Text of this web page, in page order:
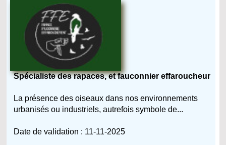
Spécialiste des rapaces, et fauconnier effaroucheur
La présence des oiseaux dans nos environnements
urbanisés ou industriels, autrefois symbole de...
Date de validation : 11-11-2025